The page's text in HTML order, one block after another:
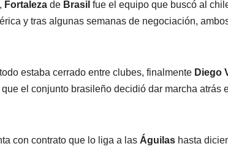
Fortaleza de Brasil fue el equipo que buscó al
y tras algunas semanas de negociación,
estaba cerrado entre clubes, finalmente Diego
que el conjunto brasileño decidió dar marcha atrás
con contrato que lo liga a las Águilas hasta